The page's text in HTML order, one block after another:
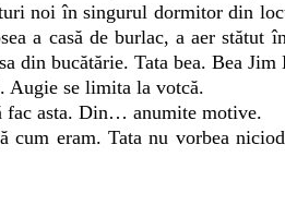
noi în singurul dormitor din
a casă de burlac, a aer stătut
bucătărie. Tata bea. Bea Jim
Augie se limita la votcă.
fac asta. Din… anumite motive.
eram. Tata nu vorbea